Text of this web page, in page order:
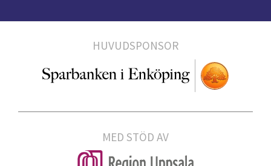
HUVUDSPONSOR
MED STÖD AV